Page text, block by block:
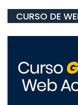
CURSO DE